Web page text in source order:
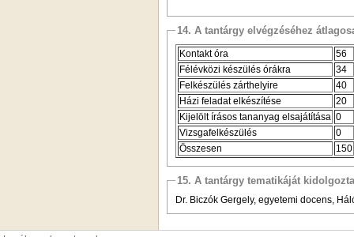
14. A tantárgy elvégzéséhez
Kontakt óra
56
Félévközi készülés órákra
34
Felkészülés zárthelyire
40
Házi feladat elkészítése
20
Kijelölt írásos tananyag elsajátítása 0
Vizsgafelkészülés
0
Összesen
150
15. A tantárgy tematikáját kidolgozta
Dr. Biczók Gergely, egyetemi docens,